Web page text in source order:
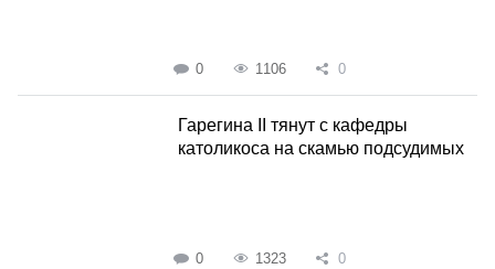
0 1106 0
Гарегина II тянут с кафедры
католикоса на скамью подсудимых
0 1323 0